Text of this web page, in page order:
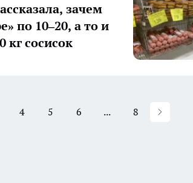
зачем
по 10–20, а то и
кг сосисок
4 5 6 ... 8